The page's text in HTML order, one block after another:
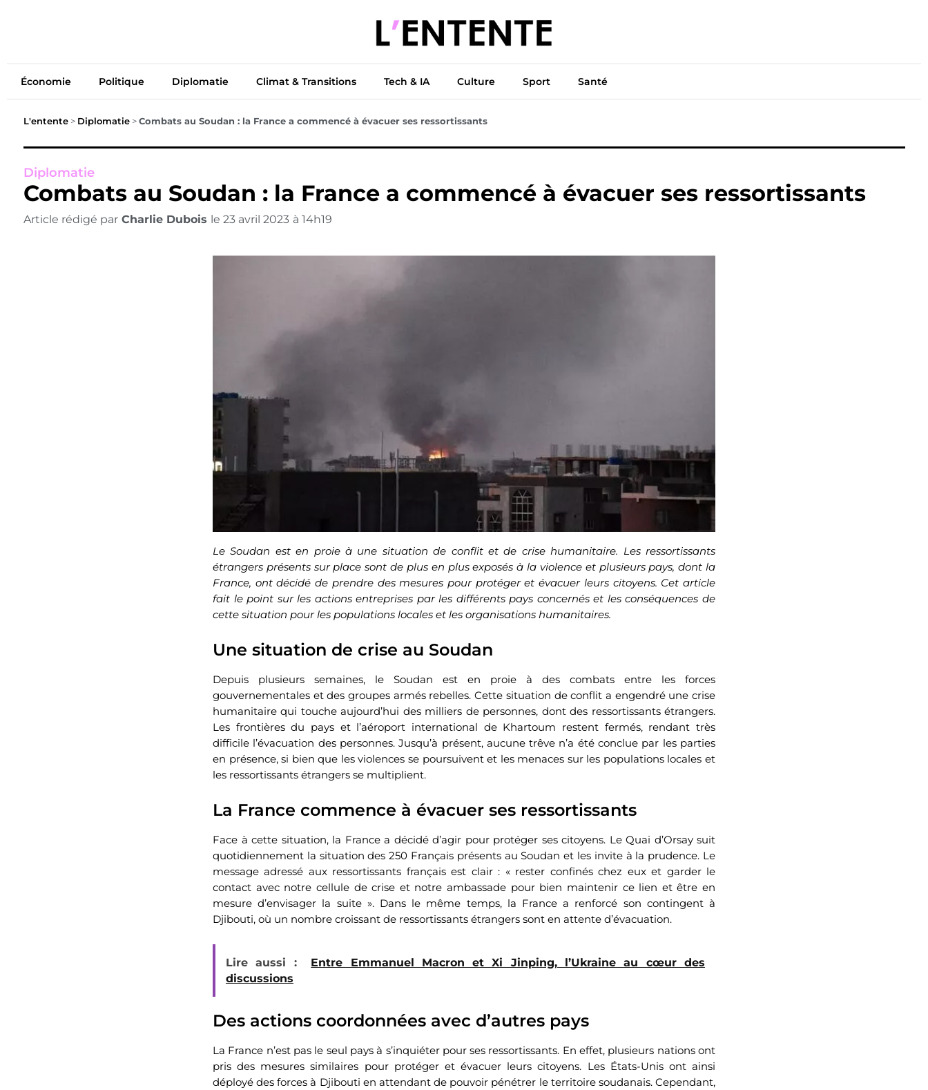
Diplomatie Climat & Transitions Tech & IA
Économie Politique Diplomatie Climat & Transitions Tech & IA Culture Sport Santé
L'entente> Diplomatie> Combats au Soudan : la France a commencé à évacuer ses ressortissants
Diplomatie
Combats au Soudan : la France a commencé à évacuer ses ressortissants
Article rédigé par Charlie Dubois le 23 avril 2023 à 14h19
Le Soudan est en proie à une situation de conflit et de crise humanitaire. Les ressortissants
étrangers présents sur place sont de plus en plus exposés à la violence et plusieurs pays, dont la
France, ont décidé de prendre des mesures pour protéger et évacuer leurs citoyens. Cet article
fait le point sur les actions entreprises par les différents pays concernés et les conséquences de
cette situation pour les populations locales et les organisations humanitaires.
Une situation de crise au Soudan
Depuis plusieurs semaines, le Soudan est en proie à des combats entre les forces
gouvernementales et des groupes armés rebelles. Cette situation de conflit a engendré une crise
humanitaire qui touche aujourd’hui des milliers de personnes, dont des ressortissants étrangers.
Les frontières du pays et l’aéroport international de Khartoum restent fermés, rendant très
difficile l’évacuation des personnes. Jusqu’à présent, aucune trêve n’a été conclue par les parties
en présence, si bien que les violences se poursuivent et les menaces sur les populations locales et
les ressortissants étrangers se multiplient.
La France commence à évacuer ses ressortissants
Face à cette situation, la France a décidé d’agir pour protéger ses citoyens. Le Quai d’Orsay suit
quotidiennement la situation des 250 Français présents au Soudan et les invite à la prudence. Le
message adressé aux ressortissants français est clair : « rester confinés chez eux et garder le
contact avec notre cellule de crise et notre ambassade pour bien maintenir ce lien et être en
mesure d’envisager la suite ». Dans le même temps, la France a renforcé son contingent à
Djibouti, où un nombre croissant de ressortissants étrangers sont en attente d’évacuation.
Lire aussi :
Entre Emmanuel Macron et Xi Jinping, l’Ukraine au cœur des
discussions
Des actions coordonnées avec d’autres pays
La France n’est pas le seul pays à s’inquiéter pour ses ressortissants. En effet, plusieurs nations ont
pris des mesures similaires pour protéger et évacuer leurs citoyens. Les États-Unis ont ainsi
déployé des forces à Djibouti en attendant de pouvoir pénétrer le territoire soudanais. Cependant,